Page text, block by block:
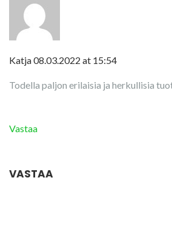
Katja08.03.2022 at 15:54
Todella paljon erilaisia ja herkullisia
Vastaa
VASTAA